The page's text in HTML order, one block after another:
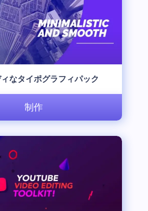
ィなタイポグラフィパック
制作